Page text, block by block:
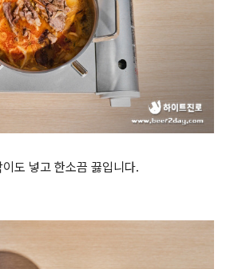
도 넣고 한소끔 끓입니다.